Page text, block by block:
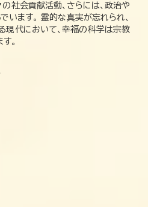
社会貢献活動、さらには、政治や
います。 霊的な真実が忘れられ、
現代において、幸福の科学は宗教
。